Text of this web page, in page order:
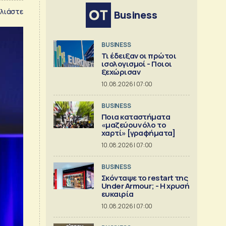
Business
BUSINESS
Τι έδειξαν οι πρώτοι
ισολογισμοί - Ποιοι
ξεχώρισαν
10.08.2026 | 07:00
BUSINESS
Ποια καταστήματα
«μαζεύουν όλο το
χαρτί» [γραφήματα]
10.08.2026 | 07:00
BUSINESS
Σκόνταψε το restart της
Under Armour; - Η χρυσή
ευκαιρία
10.08.2026 | 07:00